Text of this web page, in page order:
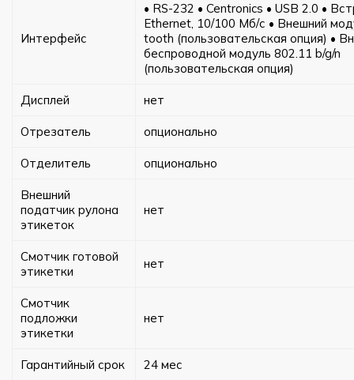
Интерфейс
• RS-232 • Centronics • USB 2.0 •
Ethernet, 10/100 Мб/с • Внешний
tooth (пользовательская опция) •
беспроводной модуль 802.11 b/g/n
(пользовательская опция)
Дисплей нет
Отрезатель опционально
Отделитель опционально
Внешний
податчик рулона
этикеток
нет
Смотчик готовой
этикетки
нет
Смотчик
подложки
этикетки
нет
Гарантийный срок 24 мес